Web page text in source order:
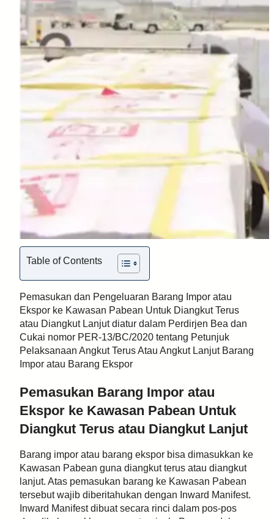
Table of Contents
Pemasukan dan Pengeluaran Barang Impor atau
Ekspor ke Kawasan Pabean Untuk Diangkut Terus
atau Diangkut Lanjut diatur dalam Perdirjen Bea dan
Cukai nomor PER-13/BC/2020 tentang Petunjuk
Pelaksanaan Angkut Terus Atau Angkut Lanjut Barang
Impor atau Barang Ekspor
Pemasukan Barang Impor atau
Ekspor ke Kawasan Pabean Untuk
Diangkut Terus atau Diangkut Lanjut
Barang impor atau barang ekspor bisa dimasukkan ke
Kawasan Pabean guna diangkut terus atau diangkut
lanjut. Atas pemasukan barang ke Kawasan Pabean
tersebut wajib diberitahukan dengan Inward Manifest.
Inward Manifest dibuat secara rinci dalam pos-pos